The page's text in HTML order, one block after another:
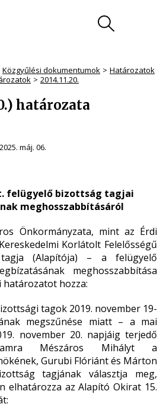
Közgyűlési dokumentumok
Határozatok
2014.11.20.
határozata
2025. máj. 06.
felügyelő bizottság tagjai
meghosszabbításáról
Önkormányzata, mint az Érdi
Korlátolt Felelősségű
(Alapítója) – a felügyelő
meghosszabbítása
határozatot hozza:
tagok 2019. november 19-
megszűnése miatt – a mai
november 20. napjáig terjedő
Mészáros Mihályt a
Gurubi Flóriánt és Márton
tagjának választja meg,
elhatározza az Alapító Okirat 15.